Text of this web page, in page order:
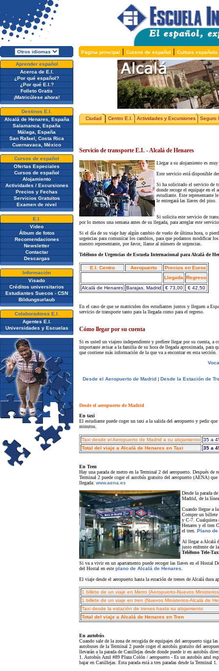
Página principal | Cursos de español | Cultura española
Aprender español
Acerca de E.I.
¿Por qué español?
¿Por qué E.I.?
Folleto Gratis
¡Matricúlese ahora!
Destinos E.I.
Alcalá de Henares, España
Salamanca, España
Málaga, España
San Rafael, Costa Rica
Cuernavaca, México
Cursos de español
Ofertas Especiales
Cursos de español
Alojamiento
Actividades / Excursiones
Precios y Fechas
Servicios Gratuitos
Examen de nivel
E.I.
Video
Álbum de fotos
Recomendaciones
Newsletter
Contactar
Descargas
Información
Visado
Créditos universitarios
Estudiantes Suecos - CSN
Bildungsurlaub
Colaboradores E.I.
Agentes E.I.
Universidades y Escuelas
Ciudad Centro E.I. Actividades y Excursiones Seguro
Servicio de transporte E.I. - Alcalá de Henares
Llegar a su alojamiento es
Este servicio está disponible
Si ha solicitado el servicio de
donde recoge el equipaje en el
estudiante. Este representante
le entregará las llaves del piso.
Si solicita este servicio de
por lo menos una semana antes de su llegada, para arreglar este
Si el día de su viaje hay algún cambio de vuelo de última hora, o
urgencias para comunicar los cambios, para que podamos modificar
nuestro representante, por favor, llame al número de urgencias.
Teléfono de Urgencias de Escuela Internacional para Alcalá de
E.I. Centro Aeropuerto
Precios en Euros
Llegada
Regreso
Alcalá de Henares Barajas, Madrid € 73,00 € 42,50
En el caso de que se matriculen dos estudiantes juntos y lleguen a
servicio de transporte tanto para la llegada como para el regreso.
Cómo llegar por su cuenta
Si es usted un viajero independiente y prefiere llegar por su cuenta, a
importante avisar a la familia de su hora de llegada aproximada, para
que contiene más información de la que va a encontrar en esta sección.
Desde el Aeropuerto de Madrid | Desde la Estación de
Desde el aeropuerto de Madrid
En taxi
El estudiante puede coger un taxi a la salida del aeropuerto y pedir
minutos.
Taxi desde el Aeropuerto de Madrid a su alojamiento 35 a
Total del viaje a Alcalá de Henares en Taxi
35 a
En Tren
Hay una parada de metro en la Terminal 2 del aeropuerto. Después
Terminal 2 puede coger el autobús gratuito del aeropuerto (AENA)
llegada: www.aena.es
Desde la parada
Madrid, de la
Cuando llegue a
Compre un billete
y C-7. Cualquiera
Henares y el tren
el tren. Plano
Al llegar a Alcalá
justo enfrente de
Teléfono Tele-
Si va a vivir en un apartamento puede recoger las llaves en el Hostal
del Hostal en este plano de Alcalá de Henares
El viaje desde el aeropuerto hasta la estación de trenes de Alcalá dura
1 billete de un viaje en Metro (Aeropuerto-Nuevos
1 billete de un viaje en tren (Nuevos Ministerios-Alcalá de
Taxi desde la estación de trenes hasta su alojamiento
Total del viaje a Alcalá de Henares en Tren
En autobús
Cuando sale de la zona de recogida de equipajes del aeropuerto siga
autobuses de la Terminal 2 puede coger el autobús gratuito del
llevarán a la parada de Canillejas desde donde puede ir en autobús
1. Autobús Azul #89 Plaza Colón / aeropuerto - Es un autobús azul
bajar en Canillejas. Esta parada está a tres paradas desde la Terminal 1.